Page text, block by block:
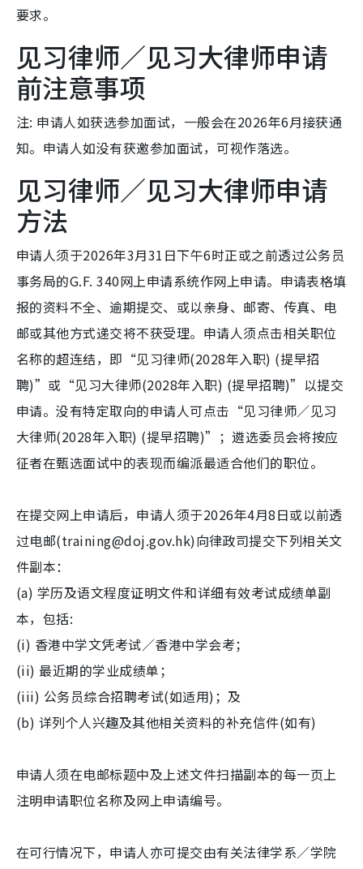
要求。
见习律师／见习大律师申请
前注意事项
注: 申请人如获选参加面试，一般会在2026年6月接获通
知。申请人如没有获邀参加面试，可视作落选。
见习律师／见习大律师申请
方法
申请人须于2026年3月31日下午6时正或之前透过公务员
事务局的G.F. 340网上申请系统作网上申请。申请表格填
报的资料不全、逾期提交、或以亲身、邮寄、传真、电
邮或其他方式递交将不获受理。申请人须点击相关职位
名称的超连结，即“见习律师(2028年入职) (提早招
聘)”或“见习大律师(2028年入职) (提早招聘)”以提交
申请。没有特定取向的申请人可点击“见习律师／见习
大律师(2028年入职) (提早招聘)”；遴选委员会将按应
征者在甄选面试中的表现而编派最适合他们的职位。
在提交网上申请后，申请人须于2026年4月8日或以前透
过电邮(training@doj.gov.hk)向律政司提交下列相关文
件副本：
(a) 学历及语文程度证明文件和详细有效考试成绩单副
本，包括:
(i) 香港中学文凭考试／香港中学会考；
(ii) 最近期的学业成绩单；
(iii) 公务员综合招聘考试(如适用)；及
(b) 详列个人兴趣及其他相关资料的补充信件(如有)
申请人须在电邮标题中及上述文件扫描副本的每一页上
注明申请职位名称及网上申请编号。
在可行情况下，申请人亦可提交由有关法律学系／学院